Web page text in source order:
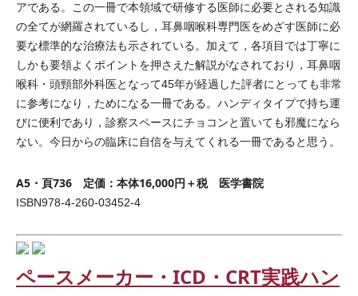
アである。この一冊で本領域で研修する医師に必要とされる知識
の全てが網羅されているし，耳鼻咽喉科専門医をめざす医師に必
要な標準的な治療法も示されている。加えて，各項目では丁寧に
しかも要領よくポイントを押さえた解説がなされており，耳鼻咽
喉科・頭頸部外科医となって45年が経過した評者にとっても非常
に参考になり，ためになる一冊である。ハンディタイプで持ち運
びに便利であり，診察スペースにチョコンと置いても邪魔になら
ない。今日からの臨床に自信を与えてくれる一冊であると思う。
A5・頁736 定価：本体16,000円＋税 医学書院
ISBN978-4-260-03452-4
ペースメーカー・ICD・CRT実践ハン